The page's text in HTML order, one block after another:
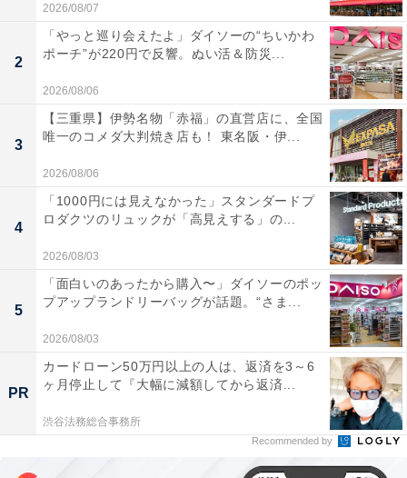
2026/08/07
2
「やっと巡り会えたよ」ダイソーの“ちいかわ
ポーチ”が220円で反響。ぬい活＆防災...
2026/08/06
3
【三重県】伊勢名物「赤福」の直営店に、全国
唯一のコメダ大判焼き店も！ 東名阪・伊...
2026/08/06
4
「1000円には見えなかった」スタンダードプ
ロダクツのリュックが「高見えする」の...
2026/08/03
5
「面白いのあったから購入〜」ダイソーのポッ
プアップランドリーバッグが話題。“さま...
2026/08/03
PR
カードローン50万円以上の人は、返済を3～6
ヶ月停止して『大幅に減額してから返済...
渋谷法務総合事務所
Recommended by